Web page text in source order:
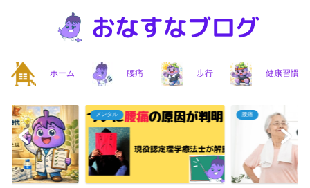
ホーム 腰痛 歩行 健康習慣
メンタル 腰痛